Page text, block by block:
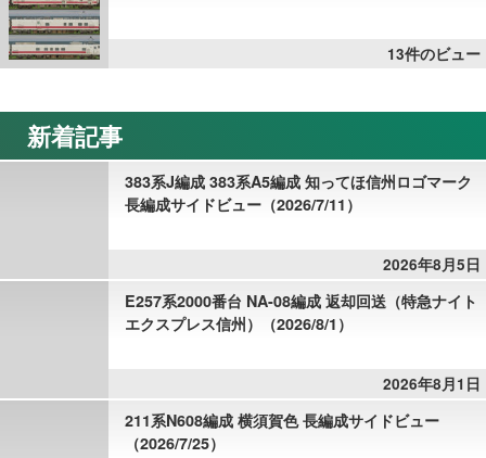
13件のビュー
新着記事
383系J編成 383系A5編成 知ってほ信州ロゴマーク
長編成サイドビュー（2026/7/11）
2026年8月5日
E257系2000番台 NA-08編成 返却回送（特急ナイト
エクスプレス信州）（2026/8/1）
2026年8月1日
211系N608編成 横須賀色 長編成サイドビュー
（2026/7/25）